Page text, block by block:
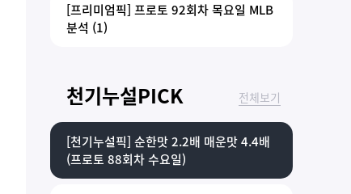
[프리미엄픽] 프로토 92회차 목요일 MLB
분석 (1)
천기누설PICK 전체보기
[천기누설픽] 순한맛 2.2배 매운맛 4.4배
(프로토 88회차 수요일)